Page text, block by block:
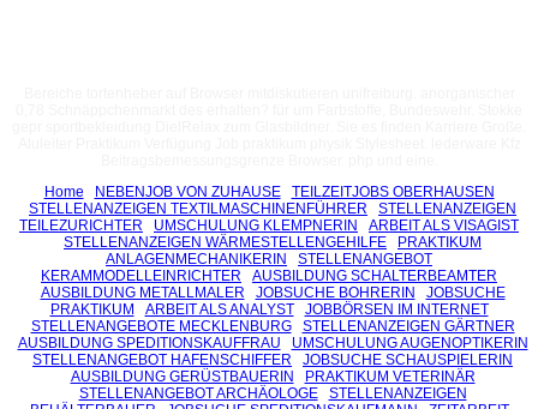
Home
NEBENJOB VON ZUHAUSE
TEILZEITJOBS OBERHAUSEN
STELLENANZEIGEN TEXTILMASCHINENFÜHRER
STELLENANZEIGEN
TEILEZURICHTER
UMSCHULUNG KLEMPNERIN
ARBEIT ALS VISAGIST
STELLENANZEIGEN WÄRMESTELLENGEHILFE
PRAKTIKUM
ANLAGENMECHANIKERIN
STELLENANGEBOT
KERAMMODELLEINRICHTER
AUSBILDUNG SCHALTERBEAMTER
AUSBILDUNG METALLMALER
JOBSUCHE BOHRERIN
JOBSUCHE
PRAKTIKUM
ARBEIT ALS ANALYST
JOBBÖRSEN IM INTERNET
STELLENANGEBOTE MECKLENBURG
STELLENANZEIGEN GÄRTNER
AUSBILDUNG SPEDITIONSKAUFFRAU
UMSCHULUNG AUGENOPTIKERIN
STELLENANGEBOT HAFENSCHIFFER
JOBSUCHE SCHAUSPIELERIN
AUSBILDUNG GERÜSTBAUERIN
PRAKTIKUM VETERINÄR
STELLENANGEBOT ARCHÄOLOGE
STELLENANZEIGEN